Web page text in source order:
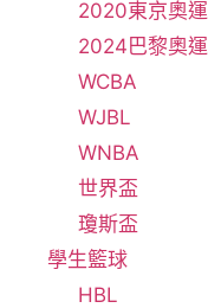
2020東京奧運
2024巴黎奧運
WCBA
WJBL
WNBA
世界盃
瓊斯盃
學生籃球
HBL